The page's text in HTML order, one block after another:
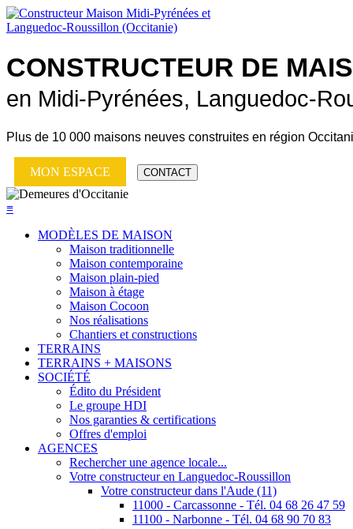
CONSTRUCTEUR DE
en Midi-Pyrénées, Languedoc-
Plus de 10 000 maisons neuves construites en région
MON ESPACE CONTACT
≡
MODÈLES DE MAISON
Maison traditionnelle
Maison contemporaine
Maison plain-pied
Maison à étage
Maison Cocoon
Nos réalisations
Chantiers et constructions
TERRAINS
TERRAINS + MAISONS
SOCIÉTÉ
Édito du Président
Le groupe HDI
Nos garanties & certifications
Offres d'emploi
AGENCES
Rechercher une agence locale...
Votre constructeur en Languedoc-Roussillon
Votre constructeur dans l'Aude (11)
11000 - Carcassonne - Tél. 04 68 26 47 59
11100 - Narbonne - Tél. 04 68 90 70 83